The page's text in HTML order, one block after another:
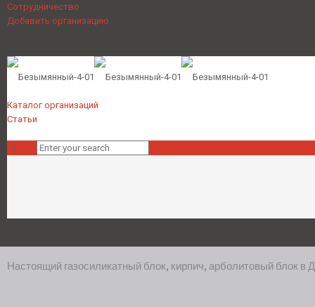
Сотрудничество
Добавить организацию
Каталог организаций
Статьи
Настоящий газосиликатный блок, кирпич, арболитовый блок в